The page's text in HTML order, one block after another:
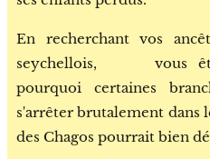
En recherchant vos
seychellois, 🇸🇨 vous
pourquoi certaines
s'arrêter brutalement dans
des Chagos pourrait bien